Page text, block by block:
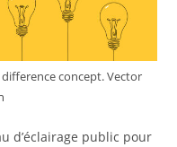
concept. Vector
d’éclairage public pour